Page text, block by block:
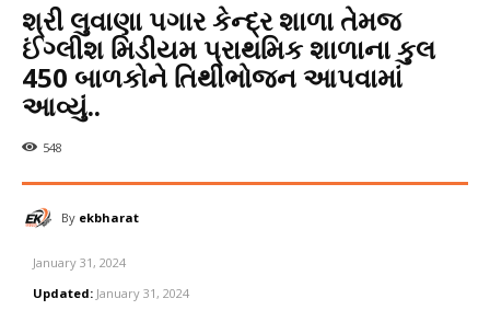
શ્રી લુવાણા પગાર કેન્દ્ર શાળા તેમજ
ઈંગ્લીશ મિડીયમ પ્રાથમિક શાળાના કુલ
450 બાળકોને તિથીભોજન આપવામાં
આવ્યું..
548
By ekbharat
January 31, 2024
Updated: January 31, 2024